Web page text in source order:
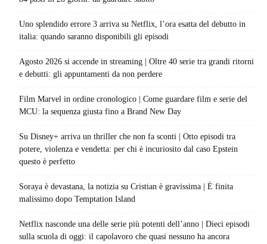
Uno splendido errore 3 arriva su Netflix, l’ora esatta del debutto in
italia: quando saranno disponibili gli episodi
Agosto 2026 si accende in streaming | Oltre 40 serie tra grandi ritorni
e debutti: gli appuntamenti da non perdere
Film Marvel in ordine cronologico | Come guardare film e serie del
MCU: la sequenza giusta fino a Brand New Day
Su Disney+ arriva un thriller che non fa sconti | Otto episodi tra
potere, violenza e vendetta: per chi è incuriosito dal caso Epstein
questo è perfetto
Soraya è devastana, la notizia su Cristian è gravissima | È finita
malissimo dopo Temptation Island
Netflix nasconde una delle serie più potenti dell’anno | Dieci episodi
sulla scuola di oggi: il capolavoro che quasi nessuno ha ancora